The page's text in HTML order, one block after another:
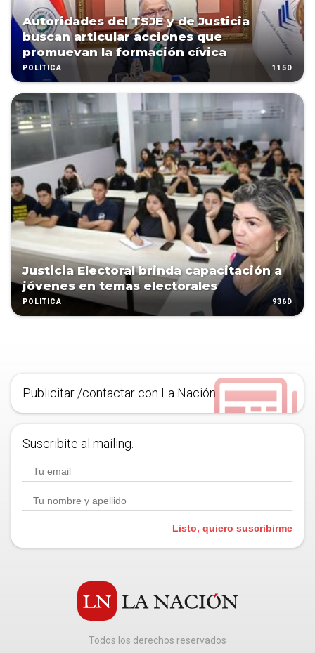
Autoridades del TSJE y de Justicia
buscan articular acciones que
promuevan la formación cívica
POLÍTICA 115D
Justicia Electoral brinda capacitación a
jóvenes en temas electorales
POLÍTICA 936D
Publicitar /contactar con La Nación
Suscribite al mailing.
Listo, quiero suscribirme
Todos los derechos reservados